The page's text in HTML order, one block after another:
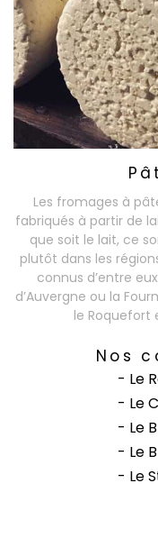
Les fromages à
fabriqués à partir de
que soit le lait, ce
plutôt dans les
connus d’entre
d’Auvergne ou la
le Roquefort
Nos
- Le
- Le
- Le
- Le
- Le